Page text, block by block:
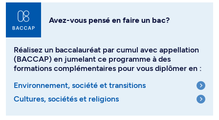
Avez-vous pensé en faire un bac?
Réalisez un baccalauréat par cumul avec appellation
(BACCAP) en jumelant ce programme à des
formations complémentaires pour vous diplômer en :
Environnement, société et transitions
Cultures, sociétés et religions